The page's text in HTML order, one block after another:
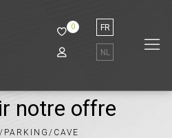
0 FR
NL
notre offre
PARKING/CAVE